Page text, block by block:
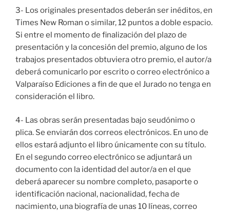
3- Los originales presentados deberán ser inéditos, en
Times New Roman o similar, 12 puntos a doble espacio.
Si entre el momento de finalización del plazo de
presentación y la concesión del premio, alguno de los
trabajos presentados obtuviera otro premio, el autor/a
deberá comunicarlo por escrito o correo electrónico a
Valparaíso Ediciones a fin de que el Jurado no tenga en
consideración el libro.
4- Las obras serán presentadas bajo seudónimo o
plica. Se enviarán dos correos electrónicos. En uno de
ellos estará adjunto el libro únicamente con su título.
En el segundo correo electrónico se adjuntará un
documento con la identidad del autor/a en el que
deberá aparecer su nombre completo, pasaporte o
identificación nacional, nacionalidad, fecha de
nacimiento, una biografía de unas 10 líneas, correo